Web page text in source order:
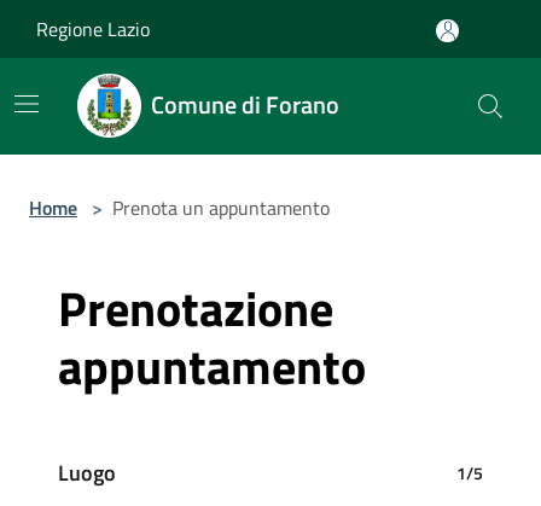
Regione Lazio
Comune di Forano
Home > Prenota un appuntamento
Prenotazione
appuntamento
Luogo 1/5